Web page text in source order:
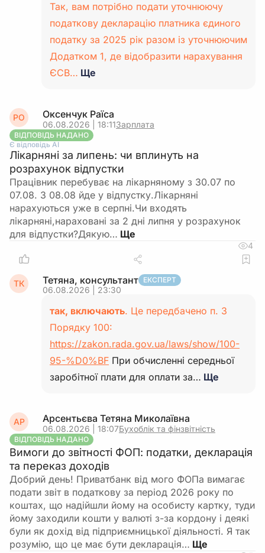
Так, вам потрібно подати уточнюючу
податкову декларацію платника єдиного
податку за 2025 рік разом із уточнюючим
Додатком 1, де відобразити нарахування
ЄСВ… Ще
РО Оксенчук Раїса
06.08.2026 | 18:11Зарплата
ВІДПОВІДЬ НАДАНО
Є відповідь АІ
Лікарняні за липень: чи вплинуть на
розрахунок відпустки
Працівник перебуває на лікарняному з 30.07 по
07.08. З 08.08 йде у відпустку.Лікарняні
нарахуються уже в серпні.Чи входять
лікарняні,нараховані за 2 дні липня у розрахунок
для відпустки?Дякую…
4
ТК Тетяна, консультант ЕКСПЕРТ
06.08.2026 | 23:30
так, включають. Це передбачено п. 3
Порядку 100:
https://zakon.rada.gov.ua/laws/show/100-
95-%D0%BF При обчисленні середньої
заробітної плати для оплати за… Ще
АР Арсентьєва Тетяна Миколаївна
06.08.2026 | 18:07Бухоблік та фінзвітність
ВІДПОВІДЬ НАДАНО
Вимоги до звітності ФОП: податки, декларація
та переказ доходів
Добрий день! Приватбанк від мого ФОПа вимагає
подати звіт в податкову за період 2026 року по
коштах, що надійшли йому на особисту картку, туди
йому заходили кошти у валюті з-за кордону і деякі
були як дохід від підприємницької діяльності. Я так
розумію, що це має бути декларація…